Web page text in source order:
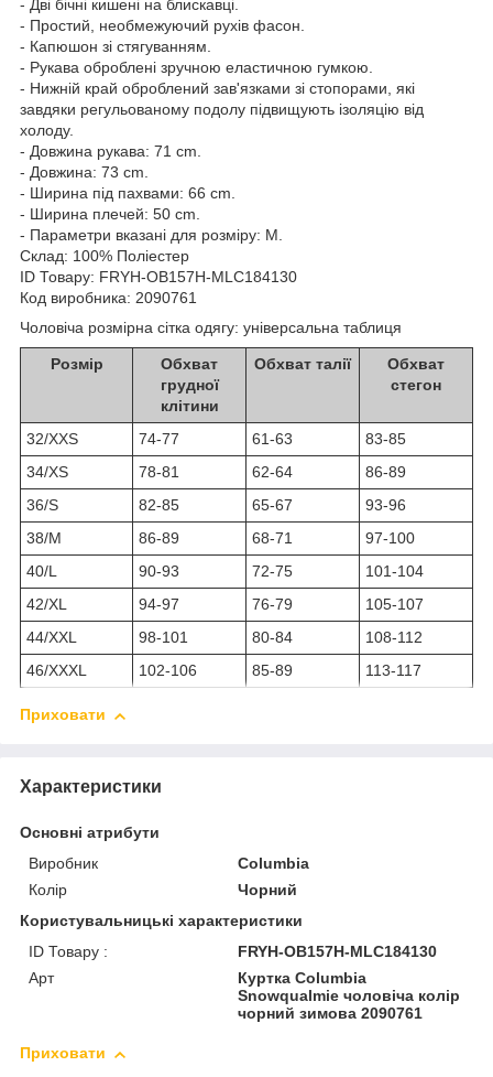
- Дві бічні кишені на блискавці.
- Простий, необмежуючий рухів фасон.
- Капюшон зі стягуванням.
- Рукава оброблені зручною еластичною гумкою.
- Нижній край оброблений зав'язками зі стопорами, які
завдяки регульованому подолу підвищують ізоляцію від
холоду.
- Довжина рукава: 71 cm.
- Довжина: 73 cm.
- Ширина під пахвами: 66 cm.
- Ширина плечей: 50 cm.
- Параметри вказані для розміру: M.
Склад: 100% Поліестер
ID Товару: FRYH-OB157H-MLC184130
Код виробника: 2090761
Чоловіча розмірна сітка одягу: універсальна таблиця
Розмір
Обхват
грудної
клітини
Обхват талії
Обхват
стегон
32/XXS 74-77 61-63
83-85
34/XS
78-81 62-64
86-89
36/S
82-85 65-67
93-96
38/M
86-89 68-71
97-100
40/L
90-93 72-75
101-104
42/XL
94-97 76-79
105-107
44/XXL
98-101 80-84
108-112
46/XXXL
102-106 85-89 113-117
Приховати
Характеристики
Основні атрибути
Виробник
Columbia
Колір
Чорний
Користувальницькі характеристики
ID Товару :
FRYH-OB157H-MLC184130
Арт
Куртка Columbia
Snowqualmie чоловіча колір
чорний зимова 2090761
Приховати